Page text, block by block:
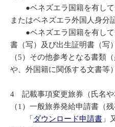
●ベネズエラ国籍を有して
またはベネズエラ外国人身分
●ベネズエラ国籍を有して
書（写）及び出生証明書（写）
（5）その他参考となる書類
や、外国籍に関係する文書等）
4 記載事項変更旅券（氏名や
（1）一般旅券発給申請書（
「 ダウンロード申請書 」